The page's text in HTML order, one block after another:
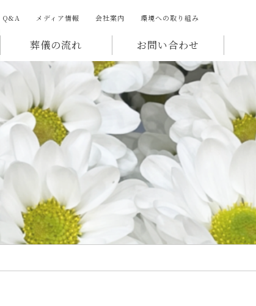
Q&A メディア情報 会社案内 環境への取り組み
葬儀の流れ お問い合わせ